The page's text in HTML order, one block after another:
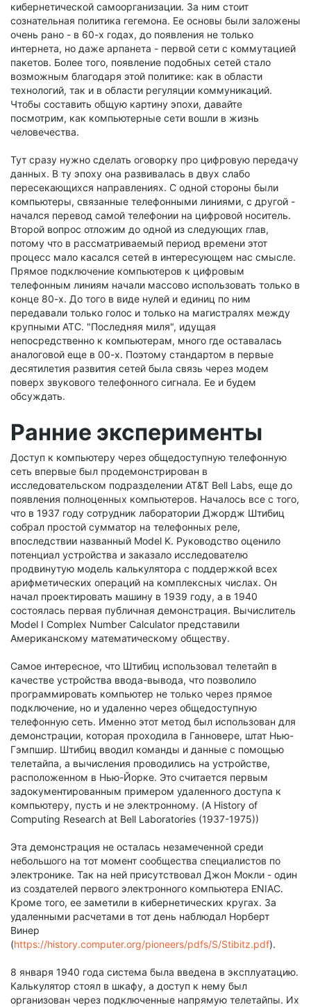
кибернетической самоорганизации. За ним стоит
сознательная политика гегемона. Ее основы были заложены
очень рано - в 60-х годах, до появления не только
интернета, но даже арпанета - первой сети с коммутацией
пакетов. Более того, появление подобных сетей стало
возможным благодаря этой политике: как в области
технологий, так и в области регуляции коммуникаций.
Чтобы составить общую картину эпохи, давайте
посмотрим, как компьютерные сети вошли в жизнь
человечества.
Тут сразу нужно сделать оговорку про цифровую передачу
данных. В ту эпоху она развивалась в двух слабо
пересекающихся направлениях. С одной стороны были
компьютеры, связанные телефонными линиями, с другой -
начался перевод самой телефонии на цифровой носитель.
Второй вопрос отложим до одной из следующих глав,
потому что в рассматриваемый период времени этот
процесс мало касался сетей в интересующем нас смысле.
Прямое подключение компьютеров к цифровым
телефонным линиям начали массово использовать только в
конце 80-х. До того в виде нулей и единиц по ним
передавали только голос и только на магистралях между
крупными АТС. "Последняя миля", идущая
непосредственно к компьютерам, много где оставалась
аналоговой еще в 00-х. Поэтому стандартом в первые
десятилетия развития сетей была связь через модем
поверх звукового телефонного сигнала. Ее и будем
обсуждать.
Ранние эксперименты
Доступ к компьютеру через общедоступную телефонную
сеть впервые был продемонстрирован в
исследовательском подразделении AT&T Bell Labs, еще до
появления полноценных компьютеров. Началось все с того,
что в 1937 году сотрудник лаборатории Джордж Штибиц
собрал простой сумматор на телефонных реле,
впоследствии названный Model K. Руководство оценило
потенциал устройства и заказало исследователю
продвинутую модель калькулятора с поддержкой всех
арифметических операций на комплексных числах. Он
начал проектировать машину в 1939 году, а в 1940
состоялась первая публичная демонстрация. Вычислитель
Model I Complex Number Calculator представили
Американскому математическому обществу.
Самое интересное, что Штибиц использовал телетайп в
качестве устройства ввода-вывода, что позволило
программировать компьютер не только через прямое
подключение, но и удаленно через общедоступную
телефонную сеть. Именно этот метод был использован для
демонстрации, которая проходила в Ганновере, штат Нью-
Гэмпшир. Штибиц вводил команды и данные с помощью
телетайпа, а вычисления проводились на устройстве,
расположенном в Нью-Йорке. Это считается первым
задокументированным примером удаленного доступа к
компьютеру, пусть и не электронному. (A History of
Computing Research at Bell Laboratories (1937-1975))
Эта демонстрация не осталась незамеченной среди
небольшого на тот момент сообщества специалистов по
электронике. Так на ней присутствовал Джон Мокли - один
из создателей первого электронного компьютера ENIAC.
Кроме того, ее заметили в кибернетических кругах. За
удаленными расчетами в тот день наблюдал Норберт
Винер
(https://history.computer.org/pioneers/pdfs/S/Stibitz.pdf).
8 января 1940 года система была введена в эксплуатацию.
Калькулятор стоял в шкафу, а доступ к нему был
организован через подключенные напрямую телетайпы. Их